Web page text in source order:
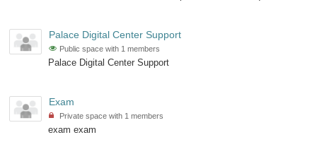
Palace Digital Center Support
Public space with 1 members
Palace Digital Center Support
Exam
Private space with 1 members
exam exam